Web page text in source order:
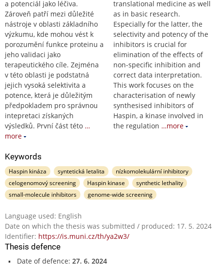
a potenciál jako léčiva.
Zároveň patří mezi důležité
nástroje v oblasti základního
výzkumu, kde mohou vést k
porozumění funkce proteinu a
jeho validaci jako
terapeutického cíle. Zejména
v této oblasti je podstatná
jejich vysoká selektivita a
potence, která je důležitým
předpokladem pro správnou
intepretaci získaných
výsledků. První část této …
more
translational medicine as well
as in basic research.
Especially for the latter, the
selectivity and potency of the
inhibitors is crucial for
elimination of the effects of
non-specific inhibition and
correct data interpretation.
This work focuses on the
characterisation of newly
synthesised inhibitors of
Haspin, a kinase involved in
the regulation …more
Keywords
Haspin kináza syntetická letalita
nízkomolekulární inhibitory
celogenomový screening
Haspin kinase
synthetic lethality
small-molecule inhibitors
genome-wide screening
Language used: English
Date on which the thesis was submitted / produced: 17. 5. 2024
Identifier: https://is.muni.cz/th/ya2w3/
Thesis defence
Date of defence: 27. 6. 2024